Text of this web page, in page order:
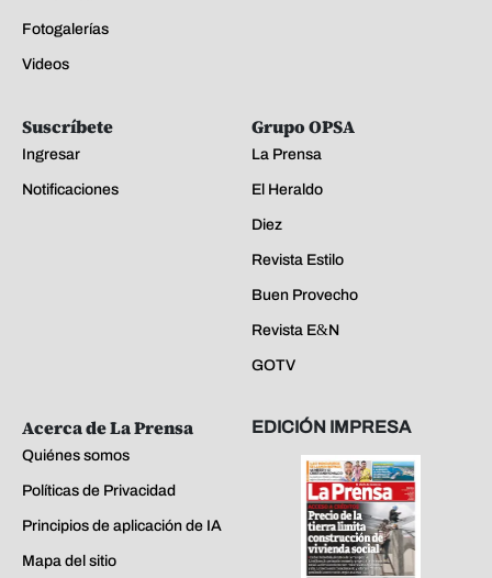
Fotogalerías
Videos
Suscríbete
Ingresar
Notificaciones
Grupo OPSA
La Prensa
El Heraldo
Diez
Revista Estilo
Buen Provecho
Revista E&N
GOTV
Acerca de La Prensa
Quiénes somos
Políticas de Privacidad
Principios de aplicación de IA
Mapa del sitio
EDICIÓN IMPRESA